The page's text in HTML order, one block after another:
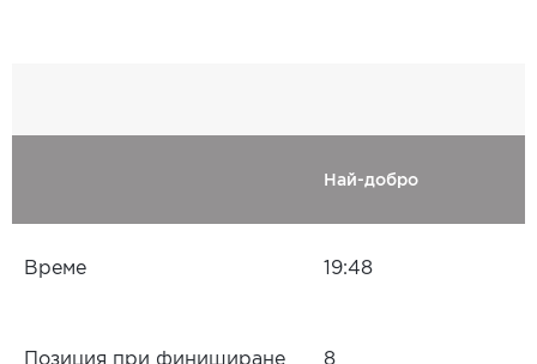
Най-добро
Време 19:48
Позиция при финиширане 8